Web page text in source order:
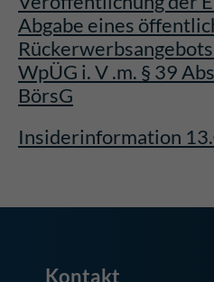
Abgabe eines
WpÜG i. V .m. § 39
BörsG
Insiderinformation
Kontakt